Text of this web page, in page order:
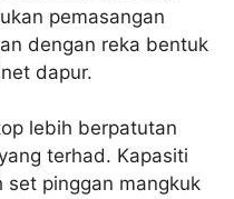
pemasangan
dengan reka bentuk
dapur.
lebih berpatutan
terhad. Kapasiti
set pinggan mangkuk